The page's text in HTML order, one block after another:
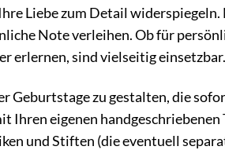
Liebe zum Detail
Note verleihen. Ob für
erlernen, sind vielseitig einsetzbar.
Geburtstage zu gestalten, die
eigenen handgeschriebenen
und Stiften (die eventuell